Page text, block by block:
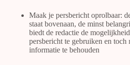
Maak je persbericht oprolbaar:
staat bovenaan, de minst
biedt de redactie de
persbericht te gebruiken en toch
informatie te behouden